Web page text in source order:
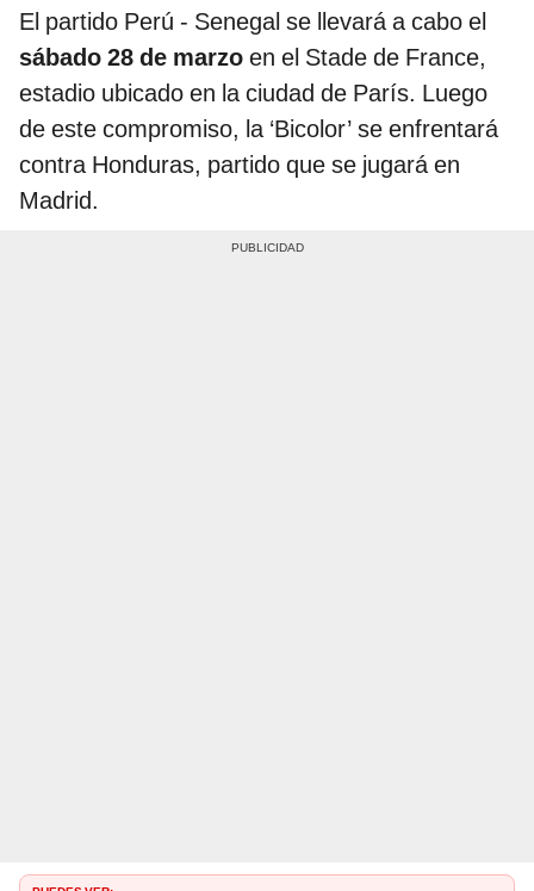
El partido Perú - Senegal se llevará a cabo el
sábado 28 de marzo en el Stade de France,
estadio ubicado en la ciudad de París. Luego
de este compromiso, la ‘Bicolor’ se enfrentará
contra Honduras, partido que se jugará en
Madrid.